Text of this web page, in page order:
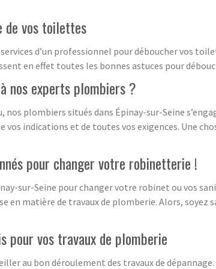
de vos toilettes
d’un professionnel pour déboucher vos
en effet toutes les bonnes astuces pour
nos experts plombiers ?
nos plombiers situés dans Épinay-sur-Seine
vos indications et de toutes vos exigences. Une
pour changer votre robinetterie !
sur-Seine pour changer votre robinet ou vos
en matière de travaux de plomberie. Alors,
pour vos travaux de plomberie
au bon déroulement des travaux de